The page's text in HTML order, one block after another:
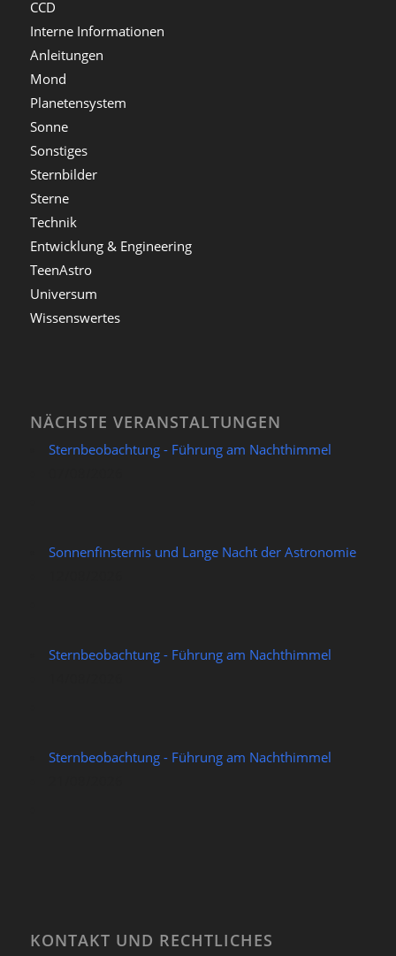
CCD
Interne Informationen
Anleitungen
Mond
Planetensystem
Sonne
Sonstiges
Sternbilder
Sterne
Technik
Entwicklung & Engineering
TeenAstro
Universum
Wissenswertes
NÄCHSTE VERANSTALTUNGEN
Sternbeobachtung - Führung am Nachthimmel
Sonnenfinsternis und Lange Nacht der Astronomie
Sternbeobachtung - Führung am Nachthimmel
Sternbeobachtung - Führung am Nachthimmel
KONTAKT UND RECHTLICHES